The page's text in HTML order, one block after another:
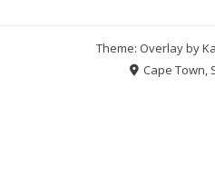
Theme: Overlay by
Cape Town,